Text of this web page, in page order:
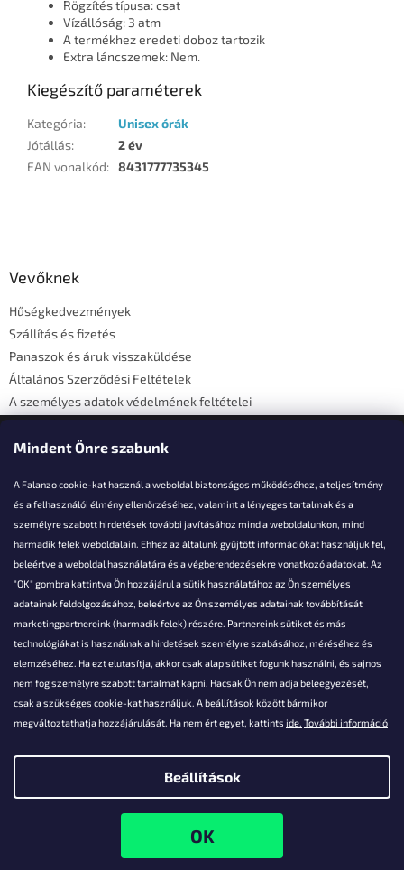
Mindent Önre szabunk
A Falanzo cookie-kat használ a weboldal biztonságos működéséhez, a teljesítmény
és a felhasználói élmény ellenőrzéséhez, valamint a lényeges tartalmak és a
személyre szabott hirdetések további javításához mind a weboldalunkon, mind
harmadik felek weboldalain. Ehhez az általunk gyűjtött információkat használjuk fel,
beleértve a weboldal használatára és a végberendezésekre vonatkozó adatokat. Az
"OK" gombra kattintva Ön hozzájárul a sütik használatához az Ön személyes
adatainak feldolgozásához, beleértve az Ön személyes adatainak továbbítását
marketingpartnereink (harmadik felek) részére. Partnereink sütiket és más
technológiákat is használnak a hirdetések személyre szabásához, méréséhez és
elemzéséhez. Ha ezt elutasítja, akkor csak alap sütiket fogunk használni, és sajnos
nem fog személyre szabott tartalmat kapni. Hacsak Ön nem adja beleegyezését,
csak a szükséges cookie-kat használjuk. A beállítások között bármikor
megváltoztathatja hozzájárulását. Ha nem ért egyet, kattints ide. További információ
Beállítások
Rögzítés típusa: csat
Vízállóság: 3 atm
A termékhez eredeti doboz tartozik
Extra láncszemek: Nem.
Kiegészítő paraméterek
Kategória:
Unisex órák
Jótállás:
2 év
EAN vonalkód: 8431777735345
Vevőknek
Hűségkedvezmények
Szállítás és fizetés
Panaszok és áruk visszaküldése
Általános Szerződési Feltételek
A személyes adatok védelmének feltételei
Elérhetőségi adatok
Akarsz kérdezni valamit?
info@falanzo.hu
Falanzo.hu. Minden jog fenntartva.